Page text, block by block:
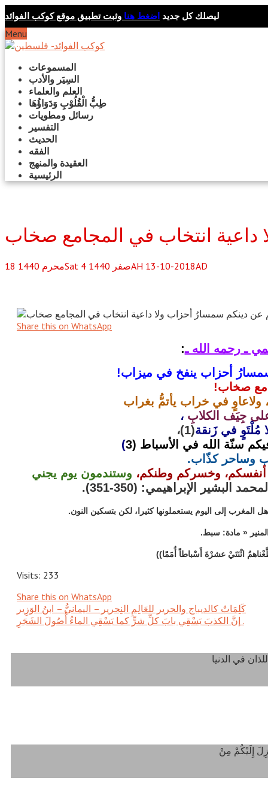
ليصلك كل جديد اضغط هنا وثبت تطبيق موقع كوكب الفوائد
Menu
المسموعات
السِيَر والأدب
العلم والعلماء
طِبُّ الْقُلُوْبِ وَدَوَاؤُهَا
رسائل ومطويات
التفسير
الحديث
الفقه
العقيدة والمنهج
الرئيسية
داعية انتخاب في المجامع صخاب
18 محرم 1440 Sat 4 صفر 1440AH 13-10-2018AD
Share this on WhatsApp
ـ رحمه الله ـ:
سمسارُ أحزاب ينفخ في ميزاب!
صخاب!
ولاعاوٍ في خراب يأتمُّ بغراب
على جِيَف الكلابِ،
مُلْتَوٍ في زَنقة(1)،
(3
)
وساحر كذّاب.
أنفسكم، وخسركم وطنكم، وستندمون يوم يجني
البشير الإبراهيمي: (350-351).
Visits: 233
Share this on WhatsApp
كَلِمَاتٌ كالديباج والحرير للعَالِمِ النِحرير – اليمانيُّ – ابنُ الوَزِير
إنَّ الكذبَ يَسْقِي بابَ كلِّ شرٍّ كما يَسْقِي الماءُ أُصُولَ الشَجَرِ .‎